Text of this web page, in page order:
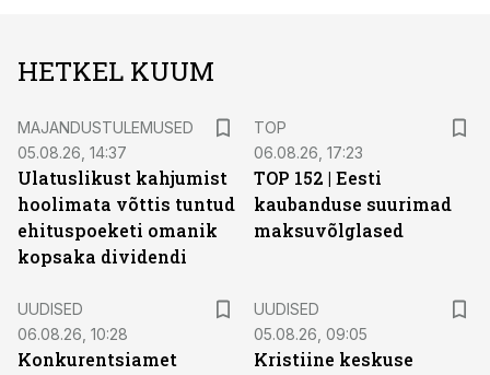
HETKEL KUUM
MAJANDUSTULEMUSED
05.08.26, 14:37
Ulatuslikust kahjumist
hoolimata võttis tuntud
ehituspoeketi omanik
kopsaka dividendi
TOP
06.08.26, 17:23
TOP 152 | Eesti
kaubanduse suurimad
maksuvõlglased
UUDISED
06.08.26, 10:28
Konkurentsiamet
UUDISED
05.08.26, 09:05
Kristiine keskuse